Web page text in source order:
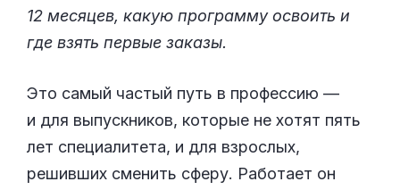
12 месяцев, какую программу освоить и
где взять первые заказы.
Это самый частый путь в профессию —
и для выпускников, которые не хотят пять
лет специалитета, и для взрослых,
решивших сменить сферу. Работает он